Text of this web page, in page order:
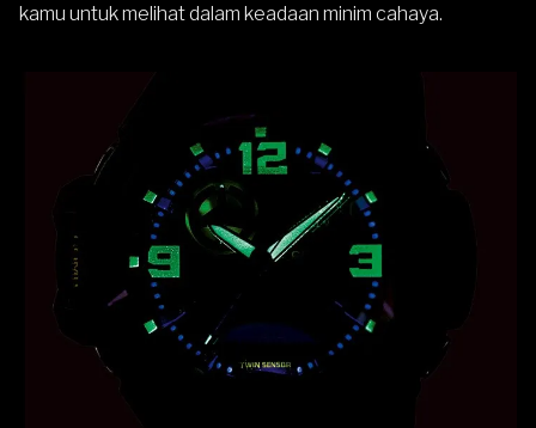
kamu untuk melihat dalam keadaan minim cahaya.